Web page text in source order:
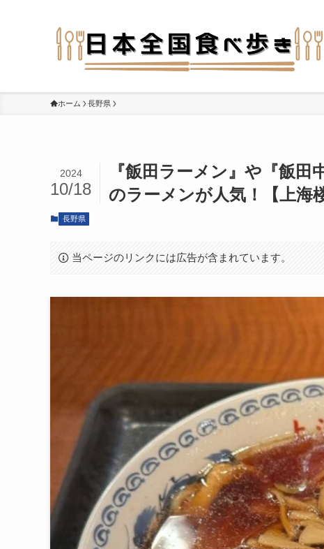
ホーム 長野県
『飯田ラーメン』や『飯
のラーメンが人気！【上海
2024
10/18
長野県
当ページのリンクには広告が含まれています。